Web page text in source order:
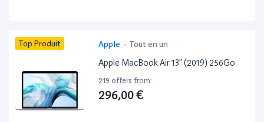
Top Produit Apple - Tout en un
Apple MacBook Air 13” (2019) 256Go
219 offers from:
296,00 €